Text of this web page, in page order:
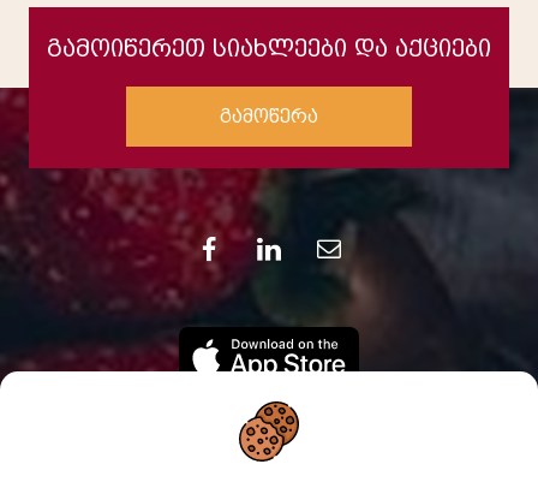
გამოიწერეთ სიახლეები და აქციები
გამოწერა